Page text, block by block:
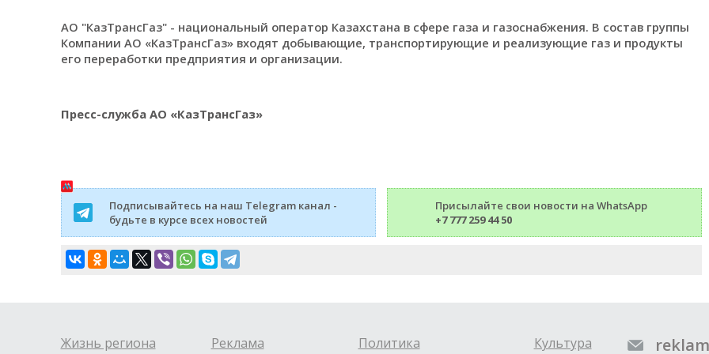
АО "КазТрансГаз" - национальный оператор Казахстана в сфере газа и газоснабжения. В состав группы
Компании АО «КазТрансГаз» входят добывающие, транспортирующие и реализующие газ и продукты
его переработки предприятия и организации.
Пресс-служба АО «КазТрансГаз»
Подписывайтесь на наш Telegram канал -
будьте в курсе всех новостей
Присылайте свои новости на WhatsApp
+7 777 259 44 50
Жизнь региона Реклама Политика Культура